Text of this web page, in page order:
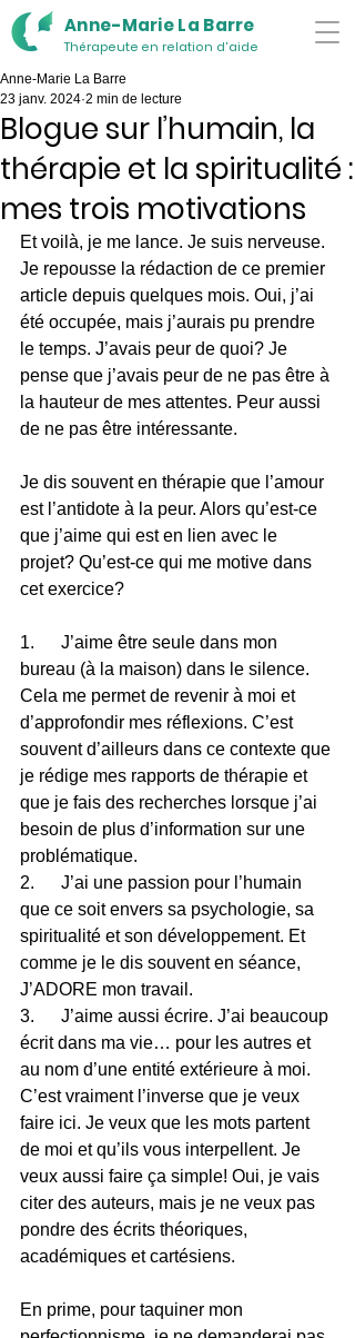
Anne-Marie La Barre
Thérapeute en relation d'aide
Blogue sur l’humain, la
thérapie et la spiritualité :
mes trois motivations
Anne-Marie La Barre
23 janv. 2024 2 min de lecture
Et voilà, je me lance. Je suis nerveuse.
Je repousse la rédaction de ce premier
article depuis quelques mois. Oui, j’ai
été occupée, mais j’aurais pu prendre
le temps. J’avais peur de quoi? Je
pense que j’avais peur de ne pas être à
la hauteur de mes attentes. Peur aussi
de ne pas être intéressante.
Je dis souvent en thérapie que l’amour
est l’antidote à la peur. Alors qu’est-ce
que j’aime qui est en lien avec le
projet? Qu’est-ce qui me motive dans
cet exercice?
1.      J’aime être seule dans mon
bureau (à la maison) dans le silence.
Cela me permet de revenir à moi et
d’approfondir mes réflexions. C’est
souvent d’ailleurs dans ce contexte que
je rédige mes rapports de thérapie et
que je fais des recherches lorsque j’ai
besoin de plus d’information sur une
problématique.
2.      J’ai une passion pour l’humain
que ce soit envers sa psychologie, sa
spiritualité et son développement. Et
comme je le dis souvent en séance,
J’ADORE mon travail.
3.      J’aime aussi écrire. J’ai beaucoup
écrit dans ma vie… pour les autres et
au nom d’une entité extérieure à moi.
C’est vraiment l’inverse que je veux
faire ici. Je veux que les mots partent
de moi et qu’ils vous interpellent. Je
veux aussi faire ça simple! Oui, je vais
citer des auteurs, mais je ne veux pas
pondre des écrits théoriques,
académiques et cartésiens.
En prime, pour taquiner mon